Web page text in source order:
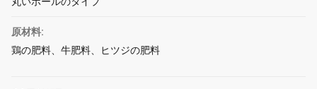
原材料:
鶏の肥料、牛肥料、ヒツジの肥料